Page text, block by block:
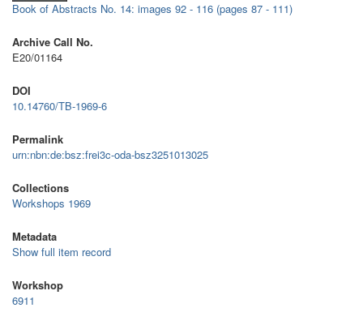
Book of Abstracts No. 14: images 92 - 116 (pages 87 - 111)
Archive Call No.
E20/01164
DOI
10.14760/TB-1969-6
Permalink
urn:nbn:de:bsz:frei3c-oda-bsz3251013025
Collections
Workshops 1969
Metadata
Show full item record
Workshop
6911